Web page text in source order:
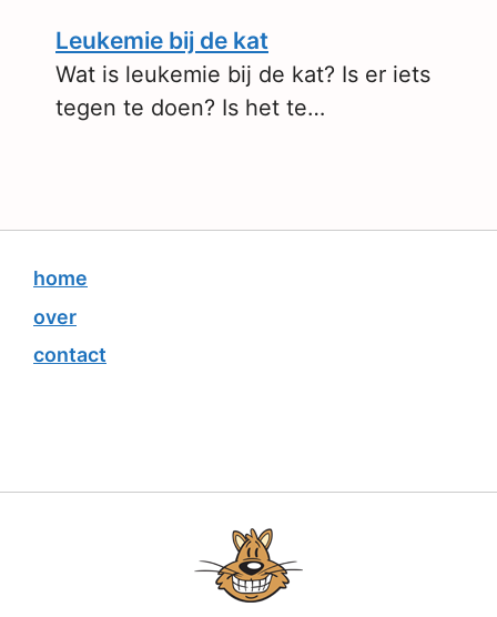
Leukemie bij de kat
Wat is leukemie bij de kat? Is er iets
tegen te doen? Is het te…
home
over
contact